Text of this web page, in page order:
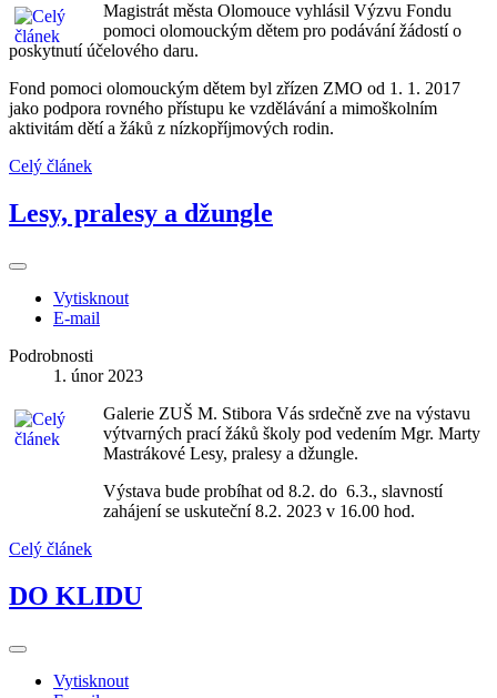
Magistrát města Olomouce vyhlásil Výzvu Fondu
pomoci olomouckým dětem pro podávání žádostí o
poskytnutí účelového daru.
Fond pomoci olomouckým dětem byl zřízen ZMO od 1. 1. 2017
jako podpora rovného přístupu ke vzdělávání a mimoškolním
aktivitám dětí a žáků z nízkopříjmových rodin.
Celý článek
Lesy, pralesy a džungle
Vytisknout
E-mail
Podrobnosti
1. únor 2023
Galerie ZUŠ M. Stibora Vás srdečně zve na výstavu
výtvarných prací žáků školy pod vedením Mgr. Marty
Mastrákové Lesy, pralesy a džungle.
Výstava bude probíhat od 8.2. do 6.3., slavností
zahájení se uskuteční 8.2. 2023 v 16.00 hod.
Celý článek
DO KLIDU
Vytisknout